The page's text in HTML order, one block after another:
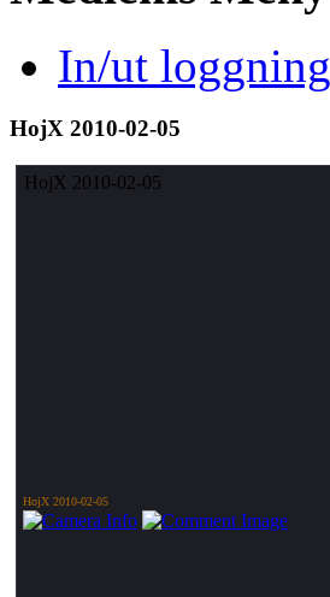
In/ut loggning
HojX 2010-02-05
HojX 2010-02-05
HojX 2010-02-05